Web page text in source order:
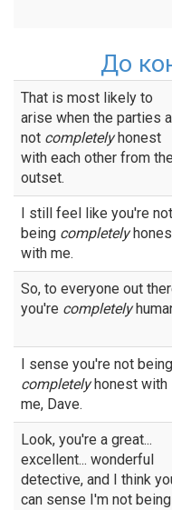
До
That is most likely to
arise when the parties
not completelyhonest
with each other from the
outset.
I still feel like you're not
being completely
with me.
So, to everyone out
you're completely
I sense you're not being
completelyhonest with
me, Dave.
Look, you're a great...
excellent... wonderful
detective, and I think
can sense I'm not being